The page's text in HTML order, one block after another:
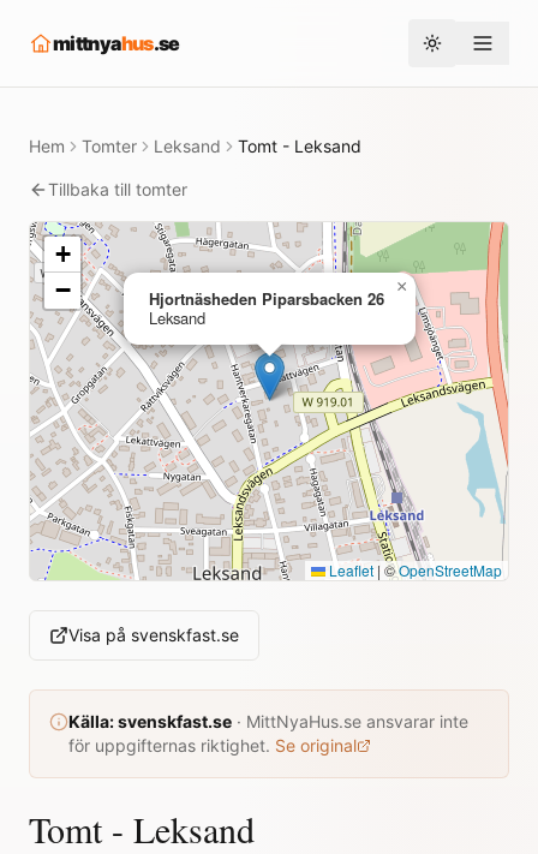
mittnyahus.se Toggle theme
Hem Tomter Leksand Tomt - Leksand
Tillbaka till tomter
Hjortnäsheden Piparsbacken 26
Leksand
×
+
−
Leaflet | ©OpenStreetMap
Visa på svenskfast.se
Källa:svenskfast.se · MittNyaHus.se ansvarar inte
för uppgifternas riktighet. Se original
Tomt - Leksand